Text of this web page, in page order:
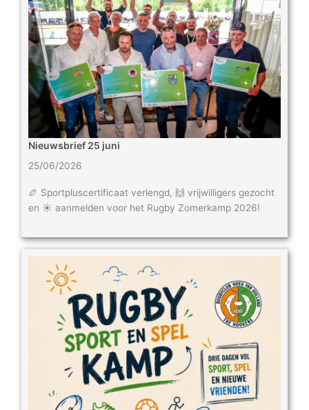
Nieuwsbrief 25 juni
25/06/2026
🏉 Sportpluscertificaat verlengd, 🙌 vrijwilligers gezocht
en ☀️ aanmelden voor het Rugby Zomerkamp 2026!